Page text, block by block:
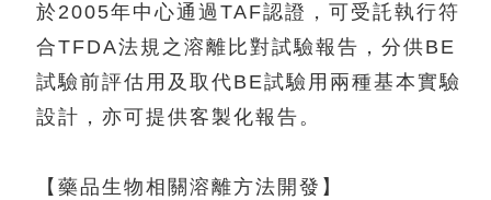
於2005年中心通過TAF認證，可受託執行符
合TFDA法規之溶離比對試驗報告，分供BE
試驗前評估用及取代BE試驗用兩種基本實驗
設計，亦可提供客製化報告。
【藥品生物相關溶離方法開發】